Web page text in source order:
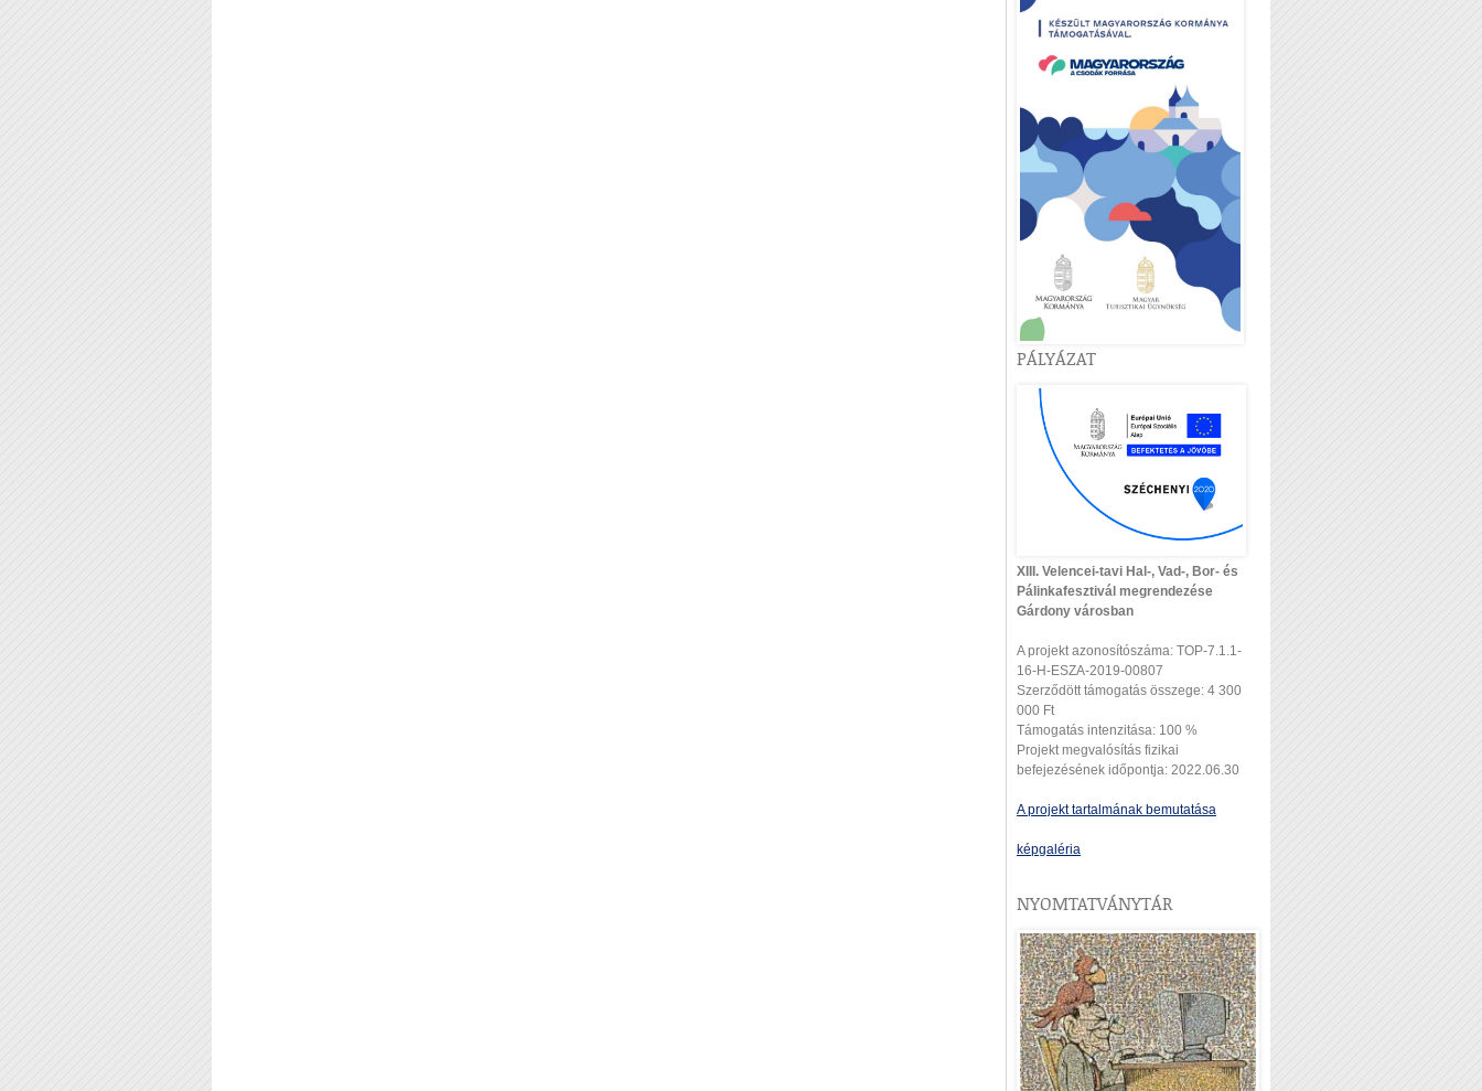
PÁLYÁZAT
XIII. Velencei-tavi Hal-, Vad-, Bor- és
Pálinkafesztivál megrendezése
Gárdony városban
A projekt azonosítószáma: TOP-7.1.1-
16-H-ESZA-2019-00807
Szerződött támogatás összege: 4 300
000 Ft
Támogatás intenzitása: 100 %
Projekt megvalósítás fizikai
befejezésének időpontja: 2022.06.30
A projekt tartalmának bemutatása
képgaléria
NYOMTATVÁNYTÁR